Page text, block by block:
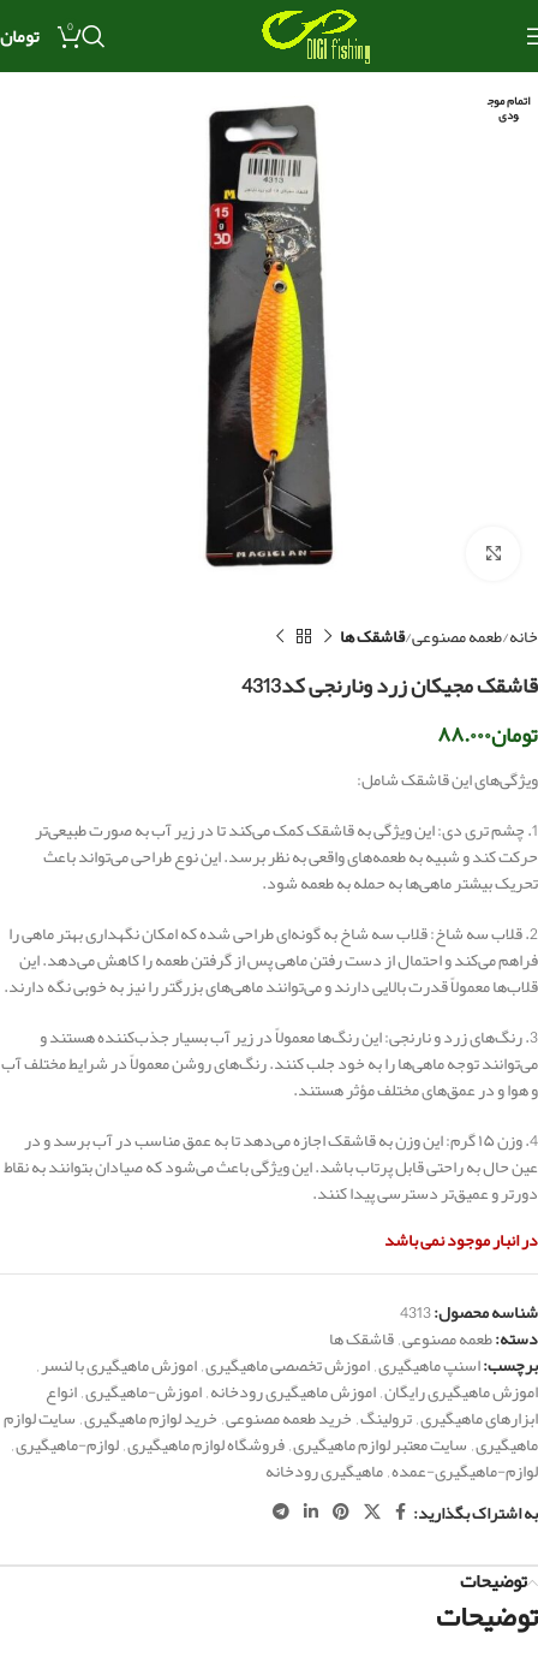
0 تومان
اتمام موج
ودی
خانه طعمه مصنوعی قاشقک ها
قاشقک مجیکان زرد ونارنجی کد4313
تومان۸۸.۰۰۰
ویژگی‌های این قاشقک شامل:
1. چشم تری دی: این ویژگی به قاشقک کمک می‌کند تا در زیر آب به صورت طبیعی‌تر
حرکت کند و شبیه به طعمه‌های واقعی به نظر برسد. این نوع طراحی می‌تواند باعث
تحریک بیشتر ماهی‌ها به حمله به طعمه شود.
2. قلاب سه شاخ: قلاب سه شاخ به گونه‌ای طراحی شده که امکان نگهداری بهتر ماهی را
فراهم می‌کند و احتمال از دست رفتن ماهی پس از گرفتن طعمه را کاهش می‌دهد. این
قلاب‌ها معمولاً قدرت بالایی دارند و می‌توانند ماهی‌های بزرگتر را نیز به خوبی نگه دارند.
3. رنگ‌های زرد و نارنجی: این رنگ‌ها معمولاً در زیر آب بسیار جذب‌کننده هستند و
می‌توانند توجه ماهی‌ها را به خود جلب کنند. رنگ‌های روشن معمولاً در شرایط مختلف آب
و هوا و در عمق‌های مختلف مؤثر هستند.
4. وزن ۱۵ گرم: این وزن به قاشقک اجازه می‌دهد تا به عمق مناسب در آب برسد و در
عین حال به راحتی قابل پرتاب باشد. این ویژگی باعث می‌شود که صیادان بتوانند به نقاط
دورتر و عمیق‌تر دسترسی پیدا کنند.
در انبار موجود نمی باشد
شناسه محصول:4313
دسته:طعمه مصنوعی,قاشقک ها
برچسب:اسنپ ماهیگیری,اموزش تخصصی ماهیگیری,اموزش ماهیگیری با لنسر,
اموزش ماهیگیری رایگان,اموزش ماهیگیری رودخانه,اموزش-ماهیگیری,انواع
ابزارهای ماهیگیری,ترولینگ,خرید طعمه مصنوعی,خرید لوازم ماهیگیری,سایت لوازم
ماهیگیری,سایت معتبر لوازم ماهیگیری,فروشگاه لوازم ماهیگیری,لوازم-ماهیگیری,
لوازم-ماهیگیری-عمده,ماهیگیری رودخانه
به اشتراک بگذارید:
توضیحات
توضیحات